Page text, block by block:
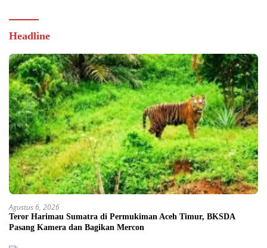
Headline
Agustus 6, 2026
Teror Harimau Sumatra di Permukiman Aceh Timur, BKSDA
Pasang Kamera dan Bagikan Mercon